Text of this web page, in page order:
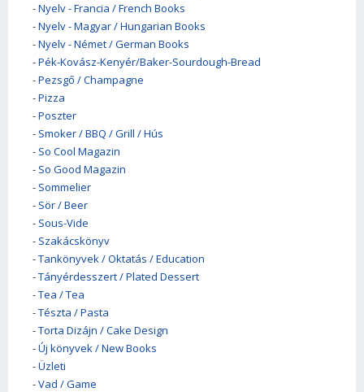
-Nyelv - Francia / French Books
-Nyelv - Magyar / Hungarian Books
-Nyelv - Német / German Books
-Pék-Kovász-Kenyér/Baker-Sourdough-Bread
-Pezsgő / Champagne
-Pizza
-Poszter
- Smoker / BBQ / Grill / Hús
- So Cool Magazin
- So Good Magazin
- Sommelier
- Sör / Beer
- Sous-Vide
- Szakácskönyv
-Tankönyvek / Oktatás / Education
-Tányérdesszert / Plated Dessert
-Tea / Tea
-Tészta / Pasta
-Torta Dizájn / Cake Design
-Új könyvek / New Books
-Üzleti
-Vad / Game